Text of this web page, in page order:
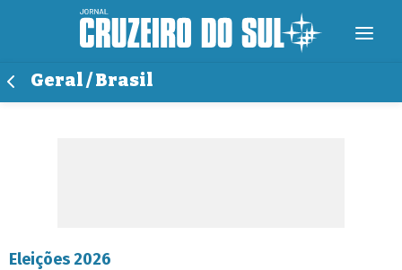
Geral / Brasil
Eleições 2026